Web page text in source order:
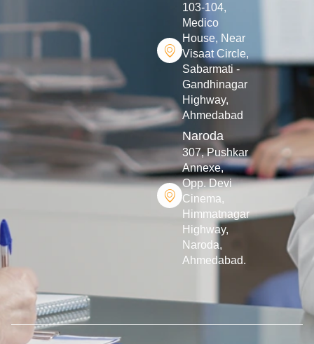
103-104,
Medico
House, Near
Visaat Circle,
Sabarmati -
Gandhinagar
Highway,
Ahmedabad
Naroda
307, Pushkar
Annexe,
Opp. Devi
Cinema,
Himmatnagar
Highway,
Naroda,
Ahmedabad. ​